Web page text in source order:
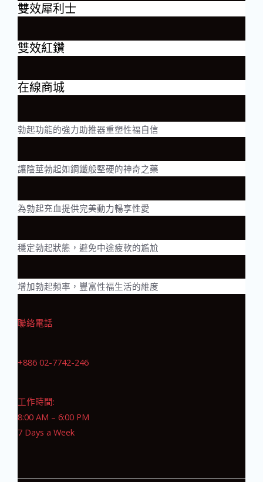
雙效犀利士
雙效紅鑽
在線商城
勃起功能的強力助推器重塑性福自信
讓陰莖勃起如鋼鐵般堅硬的神奇之藥
為勃起充血提供完美動力暢享性愛
穩定勃起狀態，避免中途疲軟的尷尬
增加勃起頻率，豐富性福生活的維度
聯絡電話
+886 02-7742-246
工作時間:
8:00 AM – 6:00 PM
7 Days a Week